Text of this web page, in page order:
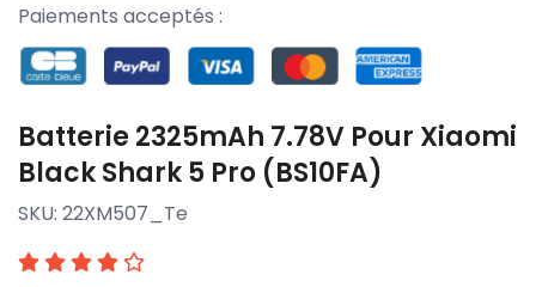
Paiements acceptés :
Batterie 2325mAh 7.78V Pour Xiaomi
Black Shark 5 Pro (BS10FA)
SKU: 22XM507_Te